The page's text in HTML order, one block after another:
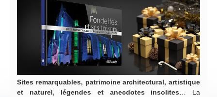
Sites remarquables, patrimoine architectural, artistique
et naturel, légendes et anecdotes insolites … La